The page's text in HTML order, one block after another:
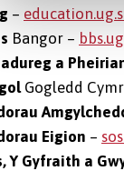
–
Bangor –
a
Gogledd
Eigion –
Y Gyfraith a